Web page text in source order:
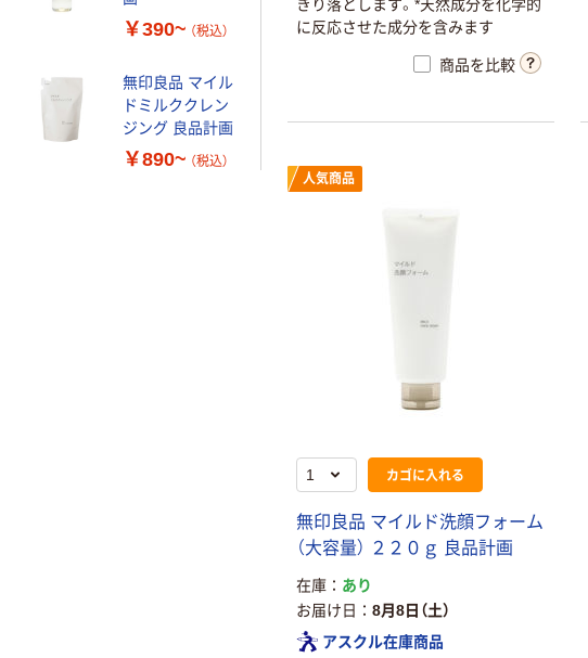
きり落とします。*天然成分を化学的
に反応させた成分を含みます
商品を比較
人気商品
カゴに入れる
無印良品 マイルド洗顔フォーム
（大容量） ２２０ｇ 良品計画
在庫
あり
お届け日
8月8日（土）
アスクル在庫商品
￥390~ （税込）
無印良品 マイル
ドミルククレン
ジング 良品計画
￥890~ （税込）